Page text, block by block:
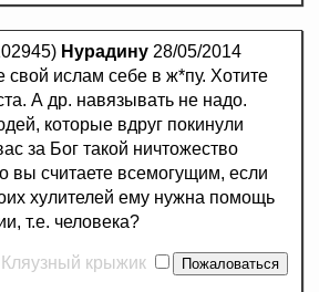
Нурадину 28/05/2014
свой ислам себе в ж*пу. Хотите
А др. навязывать не надо.
которые вдруг покинули
за Бог такой ничтожество
вы считаете всемогущим, если
хулителей ему нужна помощь
т.е. человека?
Кляузный крыжик